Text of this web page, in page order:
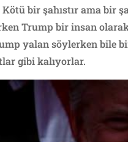
bir şahıstır ama bir
Trump bir insan
yalan söylerken bile
gibi kalıyorlar.